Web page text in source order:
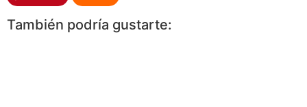
También podría gustarte: